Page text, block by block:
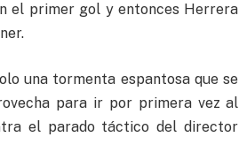
el primer gol y entonces Herrera
una tormenta espantosa que se
para ir por primera vez al
el parado táctico del director